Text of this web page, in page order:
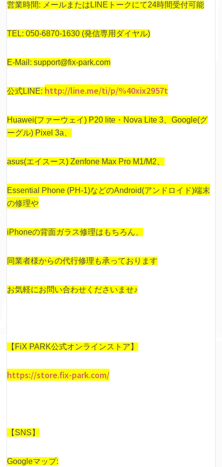
営業時間: メールまたはLINEトークにて24時間受付可能
TEL: 050-6870-1630 (発信専用ダイヤル)
E-Mail: support@fix-park.com
公式LINE: http://line.me/ti/p/%40xix2957t
Huawei(ファーウェイ) P20 lite・Nova Lite 3、Google(グ
ーグル) Pixel 3a、
asus(エイスース) Zenfone Max Pro M1/M2、
Essential Phone (PH-1)などのAndroid(アンドロイド)端末
の修理や
iPhoneの背面ガラス修理はもちろん、
同業者様からの代行修理も承っております
お気軽にお問い合わせくださいませ♪
【FiX PARK公式オンラインストア】
https://store.fix-park.com/
【SNS】
Googleマップ: